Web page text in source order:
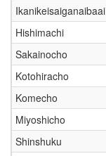
Ikanikeisaiganaibaai
Hishimachi
Sakainocho
Kotohiracho
Komecho
Miyoshicho
Shinshuku